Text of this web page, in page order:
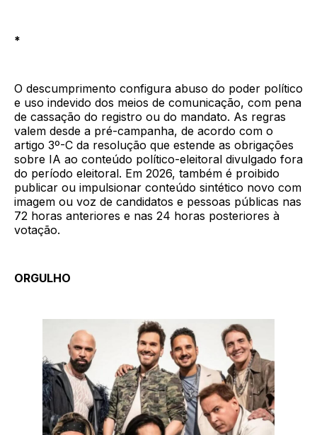
*
O descumprimento configura abuso do poder político
e uso indevido dos meios de comunicação, com pena
de cassação do registro ou do mandato. As regras
valem desde a pré-campanha, de acordo com o
artigo 3º-C da resolução que estende as obrigações
sobre IA ao conteúdo político-eleitoral divulgado fora
do período eleitoral. Em 2026, também é proibido
publicar ou impulsionar conteúdo sintético novo com
imagem ou voz de candidatos e pessoas públicas nas
72 horas anteriores e nas 24 horas posteriores à
votação.
ORGULHO